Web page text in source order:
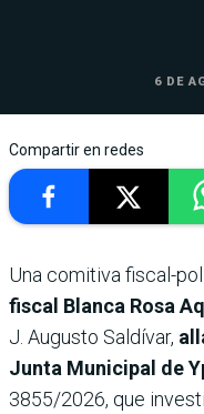
6 DE
Compartir en redes
Una comitiva fiscal-
fiscal Blanca Rosa
J. Augusto Saldívar,
Junta Municipal de
3855/2026, que